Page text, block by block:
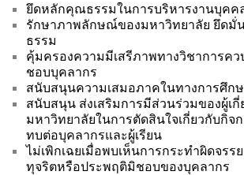
ยึดหลักคุณธรรมในการบริหารงานบุคค
รักษาภาพลักษณ์ของมหาวิทยาลัย ยึดมั่
ธรรม
คุ้มครองความมีเสรีภาพทางวิชาการค
ชอบบุคลากร
สนับสนุนความเสมอภาคในทางการศึก
สนับสนุน ส่งเสริมการมีส่วนร่วมของผู้เกี่
มหาวิทยาลัยในการตัดสินใจเกี่ยวกับกิจ
ทบต่อบุคลากรและผู้เรียน
ไม่เพิกเฉยเมื่อพบเห็นการกระทำผิดจร
ทุจริตหรือประพฤติมิชอบของบุคลากร